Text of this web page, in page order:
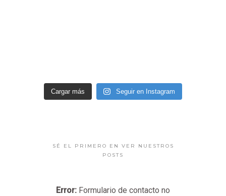
Cargar más Seguir en Instagram
SÉ EL PRIMERO EN VER NUESTROS
POSTS
Error: Formulario de contacto no